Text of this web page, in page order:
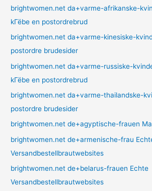
brightwomen.net da+varme-afrikanske-
kГёbe en postordrebrud
brightwomen.net da+varme-kinesiske-
postordre brudesider
brightwomen.net da+varme-russiske-
kГёbe en postordrebrud
brightwomen.net da+varme-thailandske-
postordre brudesider
brightwomen.net de+agyptische-frauen
brightwomen.net de+armenische-frau
Versandbestellbrautwebsites
brightwomen.net de+belarus-frauen Echte
Versandbestellbrautwebsites